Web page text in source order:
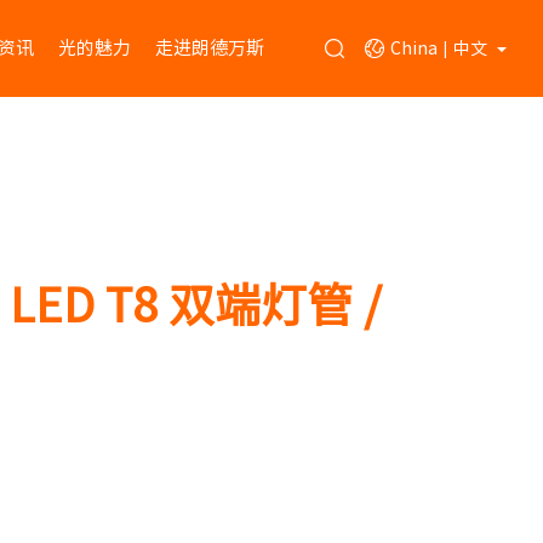
讯 光的魅力 走进朗德万斯 China 中文
T8 双端灯管 /